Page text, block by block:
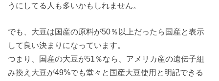
うにしてる人も多いかもしれません。
でも、大豆は国産の原料が50％以上だったら国産と表示
して良い決まりになっています。
つまり、国産の大豆が51％なら、アメリカ産の遺伝子組
み換え大豆が49%でも堂々と国産大豆使用と明記できる